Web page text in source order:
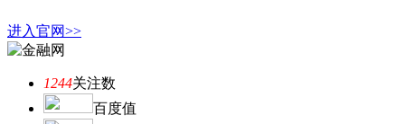
进入官网>>
1244关注数
百度值